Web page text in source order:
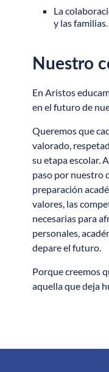
La
y las familias.
Nuestro
En Aristos
en el futuro de
Queremos que
valorado,
su etapa escolar.
paso por nuestro
preparación
valores, las
necesarias para
personales,
depare el futuro.
Porque creemos
aquella que deja